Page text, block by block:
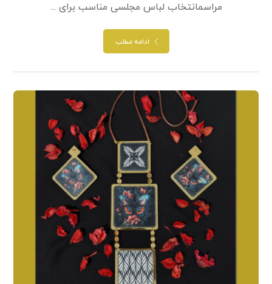
مراسمانتخاب لباس مجلسی مناسب برای ...
ادامه مطلب